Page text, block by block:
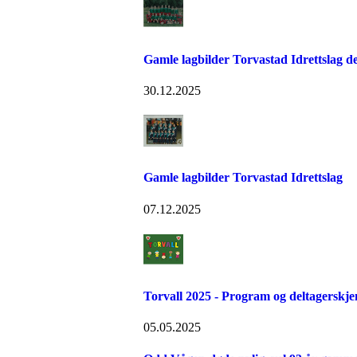
Gamle lagbilder Torvastad Idrettslag
30.12.2025
Gamle lagbilder Torvastad Idrettslag
07.12.2025
Torvall 2025 - Program og
05.05.2025